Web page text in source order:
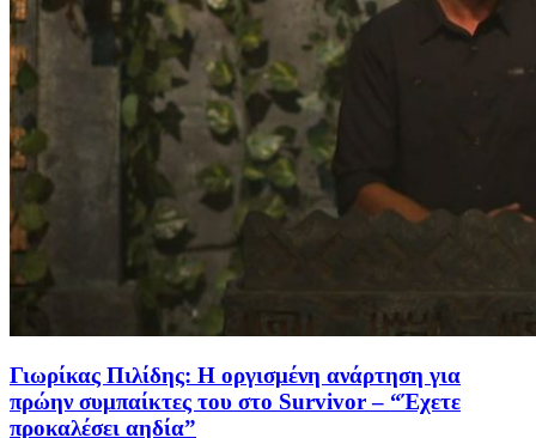
Γιωρίκας Πιλίδης: Η οργισμένη ανάρτηση για
πρώην συμπαίκτες του στο Survivor – “Έχετε
προκαλέσει αηδία”